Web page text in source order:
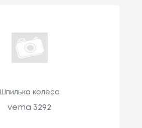
Шпилька колеса
vema 3292